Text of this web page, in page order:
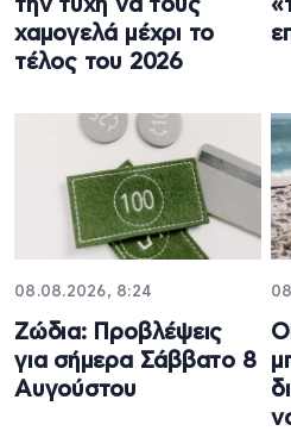
την τύχη να τους
χαμογελά μέχρι το
τέλος του 2026
08.08.2026, 8:24
Ζώδια: Προβλέψεις
για σήμερα Σάββατο 8
Αυγούστου